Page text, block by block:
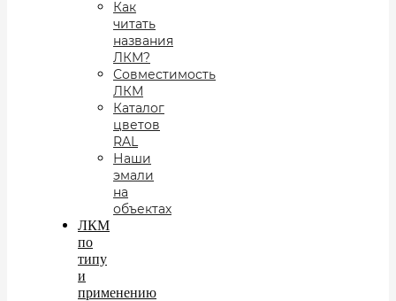
Как
читать
названия
ЛКМ?
Совместимость
ЛКМ
Каталог
цветов
RAL
Наши
эмали
на
объектах
ЛКМ
по
типу
и
применению